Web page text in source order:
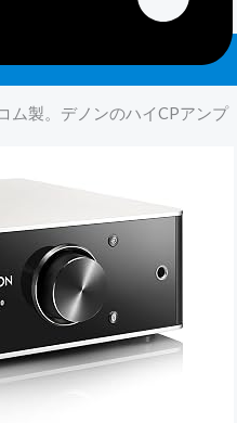
ム製。デノンのハイCPアンプ